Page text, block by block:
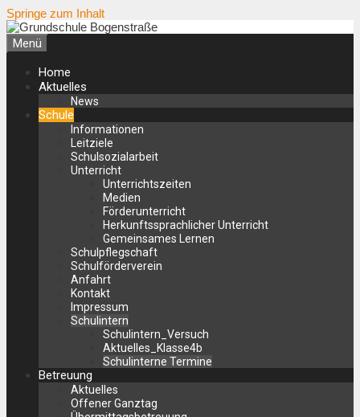
Springe zum Inhalt
Menü
Home
Aktuelles
News
Schule
Informationen
Leitziele
Schulsozialarbeit
Unterricht
Unterrichtszeiten
Medien
Förderunterricht
Herkunftssprachlicher Unterricht
Gemeinsames Lernen
Schulpflegschaft
Schulförderverein
Anfahrt
Kontakt
Impressum
Schulintern
Schulintern_Versuch
Aktuelles_Klasse4b
Schulinterne Termine
Betreuung
Aktuelles
Offener Ganztag